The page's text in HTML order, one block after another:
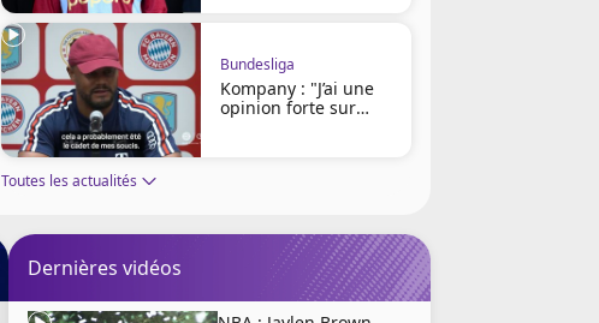
Bundesliga
Kompany : "J’ai une
opinion forte sur
Toutes les actualités
Dernières vidéos